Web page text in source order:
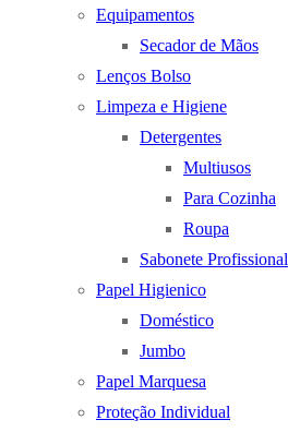
Equipamentos
Secador de Mãos
Lenços Bolso
Limpeza e Higiene
Detergentes
Multiusos
Para Cozinha
Roupa
Sabonete Profissional
Papel Higienico
Doméstico
Jumbo
Papel Marquesa
Proteção Individual